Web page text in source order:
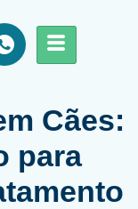
Cães:
para